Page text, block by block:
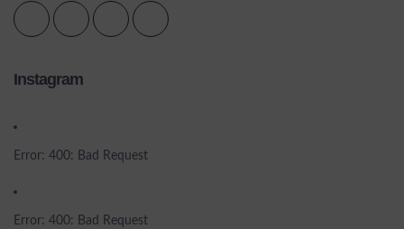
Instagram
Error: 400: Bad Request
Error: 400: Bad Request